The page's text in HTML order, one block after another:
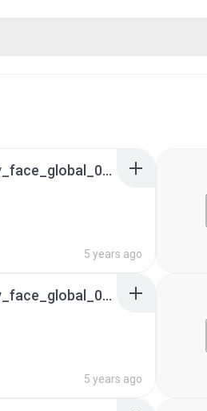
hot_ui_dynamic_activity_face_global_012_indonesian.ab
5 years ago
hot_ui_dynamic_activity_face_global_006_indonesian.ab
5 years ago